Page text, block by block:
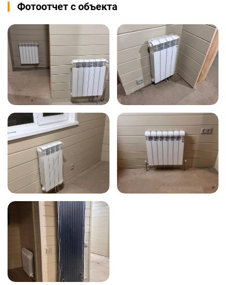
Фотоотчет с объекта